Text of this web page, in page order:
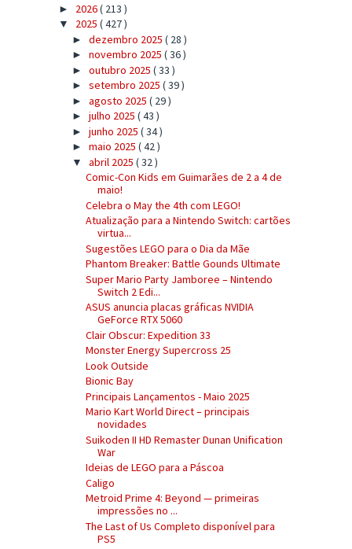
► 2026( 213 )
▼ 2025 ( 427 )
► dezembro 2025 ( 28 )
► novembro 2025 ( 36 )
► outubro 2025 ( 33 )
► setembro 2025 ( 39 )
► agosto 2025 ( 29 )
► julho 2025 ( 43 )
► junho 2025 ( 34 )
► maio 2025 ( 42 )
▼ abril 2025 ( 32 )
Comic-Con Kids em Guimarães de 2 a 4 de
maio!
Celebra o May the 4th com LEGO!
Atualização para a Nintendo Switch: cartões
virtua...
Sugestões LEGO para o Dia da Mãe
Phantom Breaker: Battle Gounds Ultimate
Super Mario Party Jamboree – Nintendo
Switch 2 Edi...
ASUS anuncia placas gráficas NVIDIA
GeForce RTX 5060
Clair Obscur: Expedition 33
Monster Energy Supercross 25
Look Outside
Bionic Bay
Principais Lançamentos - Maio 2025
Mario Kart World Direct – principais
novidades
Suikoden II HD Remaster Dunan Unification
War
Ideias de LEGO para a Páscoa
Caligo
Metroid Prime 4: Beyond — primeiras
impressões no ...
The Last of Us Completo disponível para
PS5